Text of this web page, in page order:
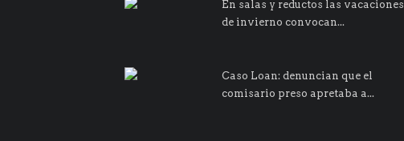
En salas y reductos las vacaciones
de invierno convocan...
Caso Loan: denuncian que el
comisario preso apretaba a...